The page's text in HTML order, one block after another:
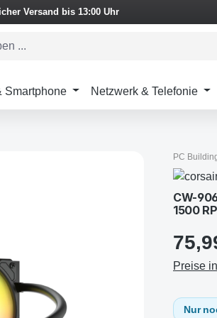
Versand bis 13:00 Uhr
Smartphone Netzwerk & Telefonie
PC
CW-
1500
Preise
Nur